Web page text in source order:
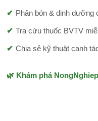
Phân bón & dinh dưỡng
Tra cứu thuốc BVTV
Chia sẻ kỹ thuật canh
🌿 Khám phá